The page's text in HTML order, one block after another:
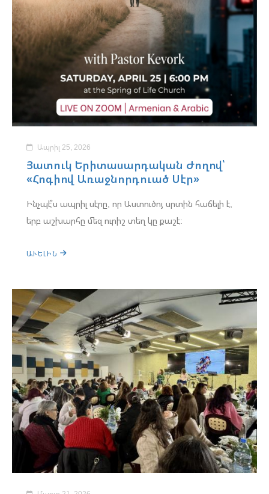
Ապրիլ 25, 2026
Յատուկ Երիտասարդական Ժողով՝
«Հոգիով Առաջնորդուած Սէր»
​Ինչպէ՞ս ապրիլ սէրը, որ Աստուծոյ սրտին հաճելի է,
երբ աշխարհը մեզ ուրիշ տեղ կը քաշէ:
ԱՒԵԼԻՆ